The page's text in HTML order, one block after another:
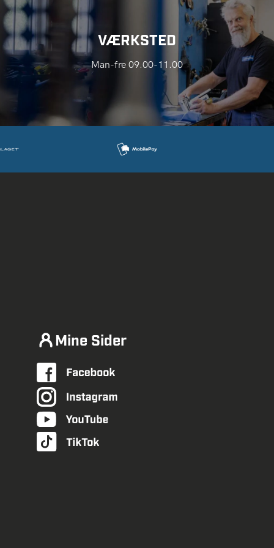
VÆRKSTED
Man-fre 09.00-11.00
Mine Sider